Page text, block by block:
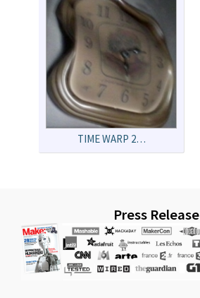
TIME WARP 2…
Press Release